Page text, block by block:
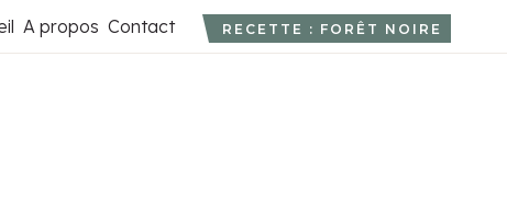
A propos Contact RECETTE : FORÊT NOIRE